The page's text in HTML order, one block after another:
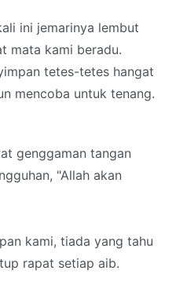
ini jemarinya lembut
mata kami beradu.
tetes-tetes hangat
mencoba untuk tenang.
genggaman tangan
"Allah akan
kami, tiada yang tahu
rapat setiap aib.